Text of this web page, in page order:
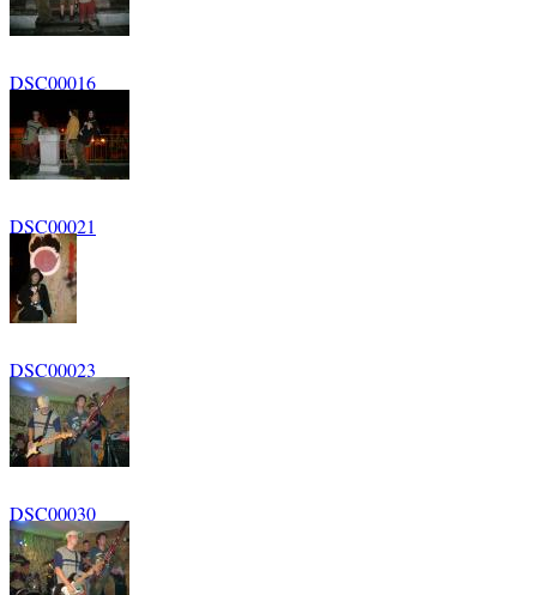
DSC00016
DSC00021
DSC00023
DSC00030